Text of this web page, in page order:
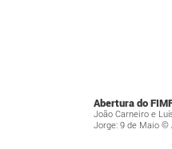
Abertura do
João Carneiro e
Jorge: 9 de Maio ©